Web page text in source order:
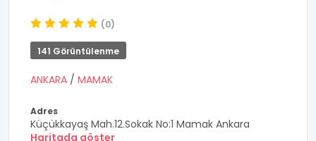
(0)
141 Görüntülenme
ANKARA / MAMAK
Adres
Küçükkayaş Mah.12.Sokak No:1 Mamak Ankara
Haritada göster